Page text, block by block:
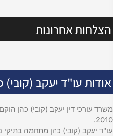
הצלחות אחרונות
אודות עו"ד יעקב (קובי)
משרד עורכי דין יעקב (קובי) כהן
2010.
עו"ד יעקב (קובי) כהן מתחמה בתיקי